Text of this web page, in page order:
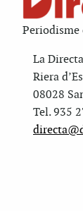
Periodisme
La
Riera
08028
Tel. 935